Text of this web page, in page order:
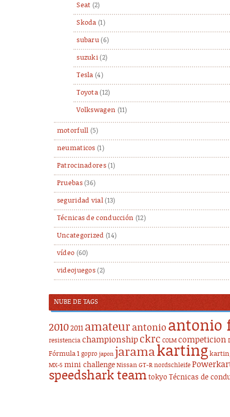
Seat (2)
Skoda (1)
subaru (6)
suzuki (2)
Tesla (4)
Toyota (12)
Volkswagen (11)
motorfull (5)
neumaticos (1)
Patrocinadores(1)
Pruebas(36)
seguridad vial(13)
Técnicas de conducción (12)
Uncategorized (14)
vídeo (60)
videojuegos (2)
NUBE DE TAGS
20102011 amateur antonio antonio
resistencia championship ckrc COLM competicion
Fórmula 1 gopro japon jaramakarting
MX-5 mini challenge Nissan GT-R nordschleife
speedshark team tokyo Técnicas de